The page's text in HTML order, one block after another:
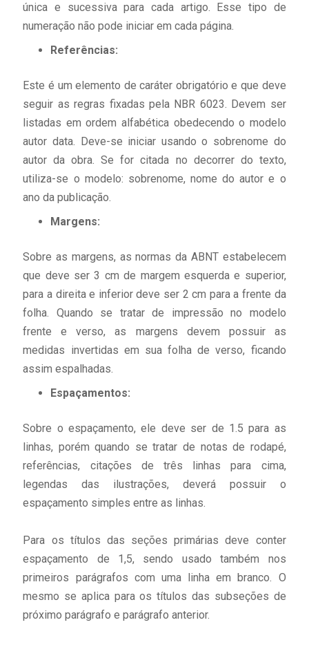
única e sucessiva para cada artigo. Esse tipo de
numeração não pode iniciar em cada página.
Referências:
Este é um elemento de caráter obrigatório e que deve
seguir as regras fixadas pela NBR 6023. Devem ser
listadas em ordem alfabética obedecendo o modelo
autor data. Deve-se iniciar usando o sobrenome do
autor da obra. Se for citada no decorrer do texto,
utiliza-se o modelo: sobrenome, nome do autor e o
ano da publicação.
Margens:
Sobre as margens, as normas da ABNT estabelecem
que deve ser 3 cm de margem esquerda e superior,
para a direita e inferior deve ser 2 cm para a frente da
folha. Quando se tratar de impressão no modelo
frente e verso, as margens devem possuir as
medidas invertidas em sua folha de verso, ficando
assim espalhadas.
Espaçamentos:
Sobre o espaçamento, ele deve ser de 1.5 para as
linhas, porém quando se tratar de notas de rodapé,
referências, citações de três linhas para cima,
legendas das ilustrações, deverá possuir o
espaçamento simples entre as linhas.
Para os títulos das seções primárias deve conter
espaçamento de 1,5, sendo usado também nos
primeiros parágrafos com uma linha em branco. O
mesmo se aplica para os títulos das subseções de
próximo parágrafo e parágrafo anterior.